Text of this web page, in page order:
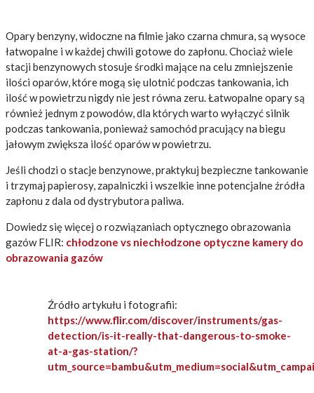
Opary benzyny, widoczne na filmie jako czarna chmura, są wysoce
łatwopalne i w każdej chwili gotowe do zapłonu. Chociaż wiele
stacji benzynowych stosuje środki mające na celu zmniejszenie
ilości oparów, które mogą się ulotnić podczas tankowania, ich
ilość w powietrzu nigdy nie jest równa zeru. Łatwopalne opary są
również jednym z powodów, dla których warto wyłączyć silnik
podczas tankowania, ponieważ samochód pracujący na biegu
jałowym zwiększa ilość oparów w powietrzu.
Jeśli chodzi o stacje benzynowe, praktykuj bezpieczne tankowanie
i trzymaj papierosy, zapalniczki i wszelkie inne potencjalne źródła
zapłonu z dala od dystrybutora paliwa.
Dowiedz się więcej o rozwiązaniach optycznego obrazowania
gazów FLIR: chłodzone vs niechłodzone optyczne kamery do
obrazowania gazów
Źródło artykułu i fotografii:
https://www.flir.com/discover/instruments/gas-
detection/is-it-really-that-dangerous-to-smoke-
at-a-gas-station/?